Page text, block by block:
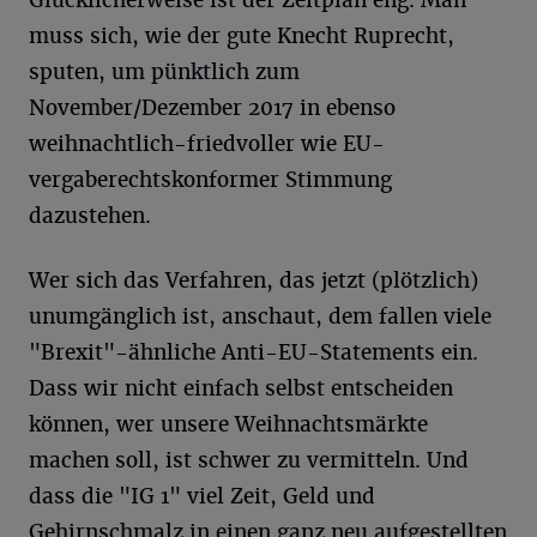
muss sich, wie der gute Knecht Ruprecht,
sputen, um pünktlich zum
November/Dezember 2017 in ebenso
weihnachtlich-friedvoller wie EU-
vergaberechtskonformer Stimmung
dazustehen.
Wer sich das Verfahren, das jetzt (plötzlich)
unumgänglich ist, anschaut, dem fallen viele
"Brexit"-ähnliche Anti-EU-Statements ein.
Dass wir nicht einfach selbst entscheiden
können, wer unsere Weihnachtsmärkte
machen soll, ist schwer zu vermitteln. Und
dass die "IG 1" viel Zeit, Geld und